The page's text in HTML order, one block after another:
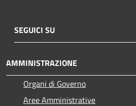
SEGUICI SU
AMMINISTRAZIONE
Organi di Governo
Aree Amministrative